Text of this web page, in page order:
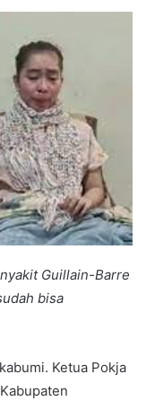
Guillain-Barre
bisa
Ketua Pokja